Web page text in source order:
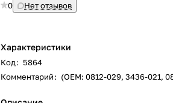
0 Нет отзывов
Характеристики
Код: 5864
Комментарий: (OEM: 0812-029, 3436-021,